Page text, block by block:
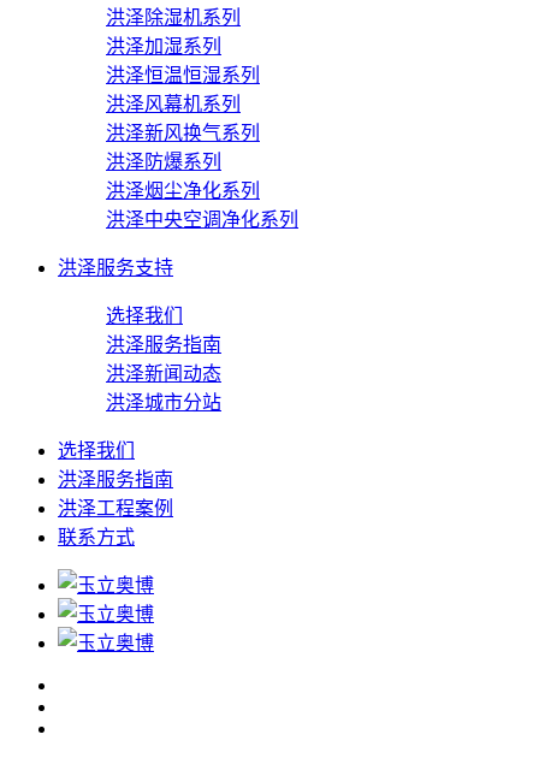
洪泽除湿机系列
洪泽加湿系列
洪泽恒温恒湿系列
洪泽风幕机系列
洪泽新风换气系列
洪泽防爆系列
洪泽烟尘净化系列
洪泽中央空调净化系列
洪泽服务支持
选择我们
洪泽服务指南
洪泽新闻动态
洪泽城市分站
选择我们
洪泽服务指南
洪泽工程案例
联系方式